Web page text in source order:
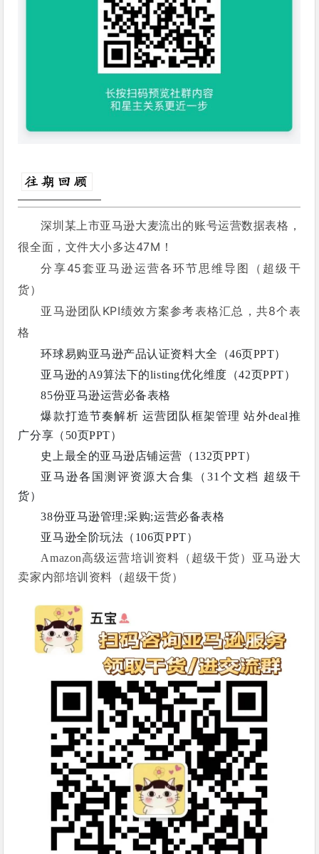
深圳某上市亚马逊大麦流出的账号运营数据表格，
很全面，文件大小多达47M！
分享45套亚马逊运营各环节思维导图（超级干
货）
亚马逊团队KPI绩效方案参考表格汇总，共8个表
格
环球易购亚马逊产品认证资料大全（46页PPT）
亚马逊的A9算法下的listing优化维度（42页PPT）
85份亚马逊运营必备表格
爆款打造节奏解析 运营团队框架管理 站外deal推
广分享（50页PPT）
史上最全的亚马逊店铺运营（132页PPT）
亚马逊各国测评资源大合集（31个文档 超级干
货）
38份亚马逊管理;采购;运营必备表格
亚马逊全阶玩法（106页PPT）
Amazon高级运营培训资料（超级干货）亚马逊大
卖家内部培训资料（超级干货）